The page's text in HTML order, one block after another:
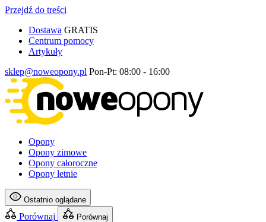
Przejdź do treści
Dostawa GRATIS
Centrum pomocy
Artykuły
sklep@noweopony.pl Pon-Pt: 08:00 - 16:00
Opony
Opony zimowe
Opony całoroczne
Opony letnie
Ostatnio oglądane
Porównaj Porównaj